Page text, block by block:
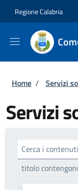
Regione Calabria
Briciole di
Home / Servizi
Servizi
Cerca i
titolo